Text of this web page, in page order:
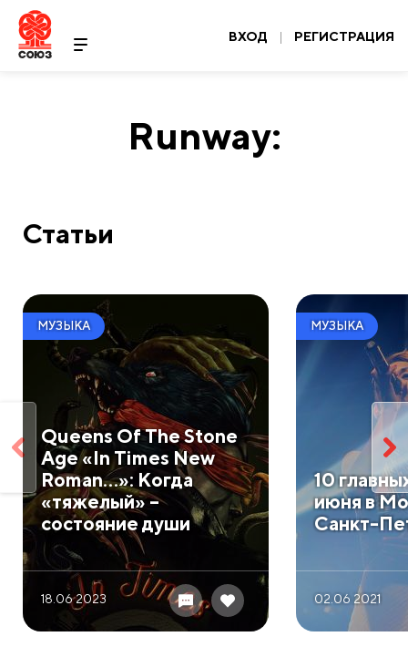
ВХОД | РЕГИСТРАЦИЯ
Runway:
Статьи
МУЗЫКА
​Queens Of The Stone
Age «In Times New
Roman…»: Когда
«тяжелый» –
состояние души
18.06 2023
МУЗЫКА
​10
июня в
Санкт-
02.06 2021